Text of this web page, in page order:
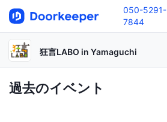
050-5291-
7844
狂言LABO in Yamaguchi
過去のイベント